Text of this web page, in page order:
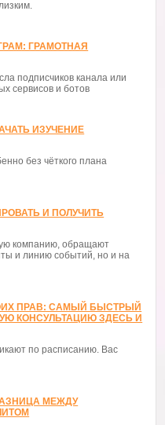
ГРАМОТНАЯ
подписчиков канала или
сервисов и ботов
ИЗУЧЕНИЕ
без чёткого плана
И ПОЛУЧИТЬ
компанию, обращают
и линию событий, но и на
ПРАВ: САМЫЙ БЫСТРЫЙ
КОНСУЛЬТАЦИЮ ЗДЕСЬ И
по расписанию. Вас
МЕЖДУ